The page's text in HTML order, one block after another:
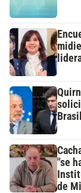
Brasil
"se
de